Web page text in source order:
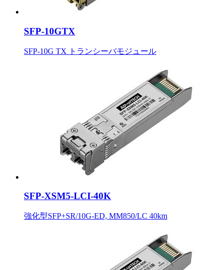
SFP-10GTX
SFP-10G TX トランシーバモジュール
SFP-XSM5-LCI-40K
強化型SFP+SR/10G-ED, MM850/LC 40km